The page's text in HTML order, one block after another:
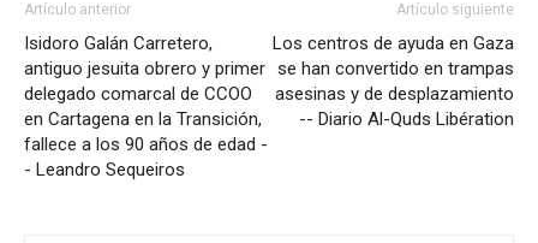
Artículo anterior
Isidoro Galán Carretero,
antiguo jesuita obrero y primer
delegado comarcal de CCOO
en Cartagena en la Transición,
fallece a los 90 años de edad -
- Leandro Sequeiros
Artículo siguiente
Los centros de ayuda en Gaza
se han convertido en trampas
asesinas y de desplazamiento
-- Diario Al-Quds Libération